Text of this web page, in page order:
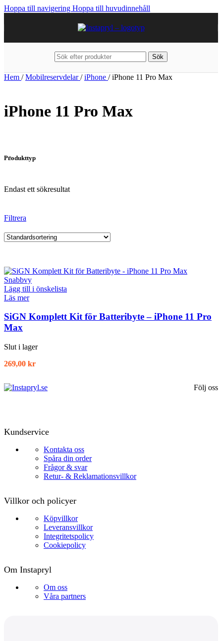
Hoppa till navigering Hoppa till huvudinnehåll
Sök
Hem / Mobilreservdelar/ iPhone / iPhone 11 Pro Max
iPhone 11 Pro Max
Produkttyp
Endast ett sökresultat
Filtrera
Snabbvy
Lägg till i önskelista
Läs mer
SiGN Komplett Kit för Batteribyte – iPhone 11 Pro
Max
Slut i lager
269,00 kr
Följ oss
Kundservice
Kontakta oss
Spåra din order
Frågor & svar
Retur- & Reklamationsvillkor
Villkor och policyer
Köpvillkor
Leveransvillkor
Integritetspolicy
Cookiepolicy
Om Instapryl
Om oss
Våra partners